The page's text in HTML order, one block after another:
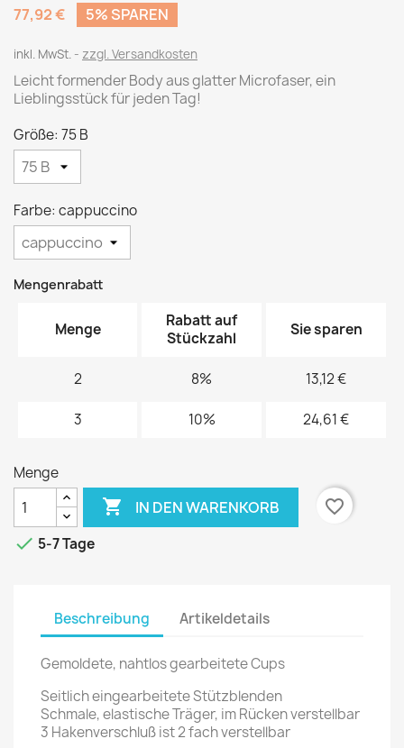
77,92 €
5% SPAREN
inkl. MwSt. zzgl. Versandkosten
Leicht formender Body aus glatter Microfaser, ein
Lieblingsstück für jeden Tag!
Größe: 75 B
Farbe: cappuccino
Mengenrabatt
Menge
Rabatt auf
Stückzahl
Sie sparen
2 8% 13,12 €
3 10% 24,61 €
Menge
 IN DEN WARENKORB
favorite_border
 5-7 Tage
Beschreibung Artikeldetails
Gemoldete, nahtlos gearbeitete Cups
Seitlich eingearbeitete Stützblenden
Schmale, elastische Träger, im Rücken verstellbar
3 Hakenverschluß ist 2 fach verstellbar